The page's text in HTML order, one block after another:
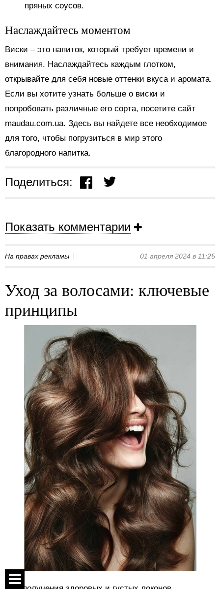
пряных соусов.
Наслаждайтесь моментом
Виски – это напиток, который требует времени и
внимания. Наслаждайтесь каждым глотком,
открывайте для себя новые оттенки вкуса и аромата.
Если вы хотите узнать больше о виски и
попробовать различные его сорта, посетите сайт
maudau.com.ua. Здесь вы найдете все необходимое
для того, чтобы погрузиться в мир этого
благородного напитка.
Поделиться:
Показать комментарии
На правах рекламы 01 апреля 2024 в 11:25
Уход за волосами: ключевые
принципы